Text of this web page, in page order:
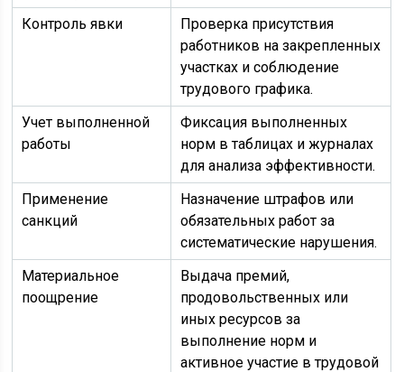
Контроль явки
Проверка присутствия
работников на закрепленных
участках и соблюдение
трудового графика.
Учет выполненной
работы
Фиксация выполненных
норм в таблицах и журналах
для анализа эффективности.
Применение
санкций
Назначение штрафов или
обязательных работ за
систематические нарушения.
Материальное
поощрение
Выдача премий,
продовольственных или
иных ресурсов за
выполнение норм и
активное участие в трудовой